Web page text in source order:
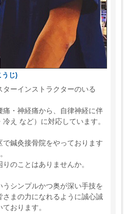
うじ)
ターインストラクターのいる
・神経痛から、自律神経に伴
え など）に対応しています。
で鍼灸接骨院をやっております
のことはありませんか。
うシンプルかつ奥が深い手技を
さまの力になれるように誠心誠
おります。